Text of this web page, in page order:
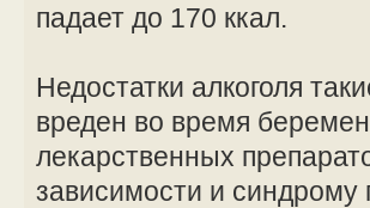
падает до 170 ккал.
Недостатки алкоголя
вреден во время
лекарственных
зависимости и